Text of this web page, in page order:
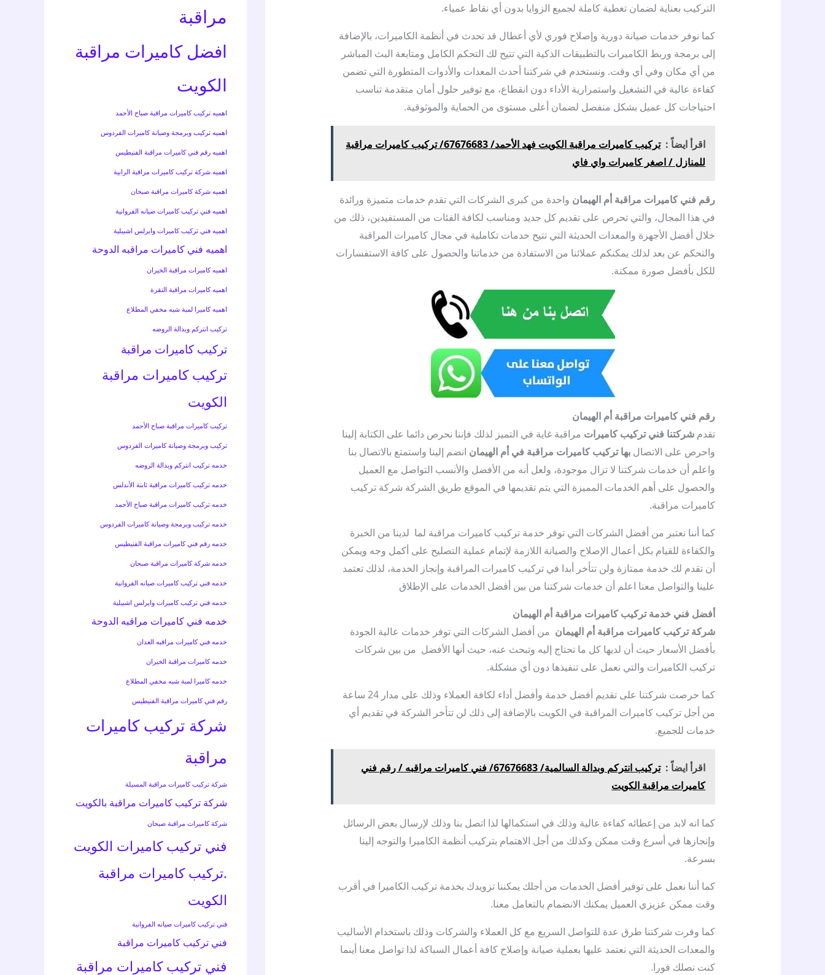
التركيب بعناية لضمان تغطية كاملة لجميع الزوايا بدون أي نقاط عمياء.
كما نوفر خدمات صيانة دورية وإصلاح فوري لأي أعطال قد تحدث في أنظمة الكاميرات، بالإضافة
إلى برمجة وربط الكاميرات بالتطبيقات الذكية التي تتيح لك التحكم الكامل ومتابعة البث المباشر
من أي مكان وفي أي وقت. ونستخدم في شركتنا أحدث المعدات والأدوات المتطورة التي تضمن
كفاءة عالية في التشغيل واستمرارية الأداء دون انقطاع، مع توفير حلول أمان متقدمة تناسب
احتياجات كل عميل بشكل منفصل لضمان أعلى مستوى من الحماية والموثوقية.
اقرأ ايضاً :
تركيب كاميرات مراقبة الكويت فهد الأحمد/ 67676683/ تركيب كاميرات مراقبة
للمنازل / اصغر كاميرات واي فاي
رقم فني كاميرات مراقبة أم الهيمان واحدة من كبرى الشركات التي تقدم خدمات متميزة ورائدة
في هذا المجال، والتي تحرص على تقديم كل جديد ومناسب لكافة الفئات من المستفيدين، ذلك من
خلال أفضل الأجهزة والمعدات الحديثة التي تتيح خدمات تكاملية في مجال كاميرات المراقبة
والتحكم عن بعد لذلك يمكنكم عملائنا من الاستفادة من خدماتنا والحصول على كافة الاستفسارات
للكل بأفضل صورة ممكنة.
رقم فني كاميرات مراقبة أم الهيمان
تقدم شركتنا فني تركيب كاميرات مراقبة غاية في التميز لذلك فإننا نحرص دائما على الكتابة إلينا
واحرص على الاتصال بها تركيب كاميرات مراقبة في أم الهيمان انضم إلينا واستمتع بالاتصال بنا
واعلم أن خدمات شركتنا لا تزال موجودة، ولعل أنه من الأفضل والأنسب التواصل مع العميل
والحصول على أهم الخدمات المميزة التي يتم تقديمها في الموقع طريق الشركة شركة تركيب
كاميرات مراقبة.
كما أننا نعتبر من أفضل الشركات التي توفر خدمة تركيب كاميرات مراقبة لما لدينا من الخبرة
والكفاءة للقيام بكل أعمال الإصلاح والصيانة اللازمة لإتمام عملية التصليح على أكمل وجه ويمكن
أن تقدم لك خدمة ممتازة ولن تتأخر أبدا في تركيب كاميرات المراقبة وإنجاز الخدمة، لذلك تعتمد
علينا والتواصل معنا اعلم أن خدمات شركتنا من بين أفضل الخدمات على الإطلاق
أفضل فني خدمة تركيب كاميرات مراقبة أم الهيمان
شركة تركيب كاميرات مراقبة أم الهيمان من أفضل الشركات التي توفر خدمات عالية الجودة
بأفضل الأسعار حيث أن لديها كل ما تحتاج إليه وتبحث عنه، حيث أنها الأفضل من بين شركات
تركيب الكاميرات والتي نعمل على تنفيذها دون أي مشكلة.
كما حرصت شركتنا على تقديم أفضل خدمة وأفضل أداء لكافة العملاء وذلك على مدار 24 ساعة
من أجل تركيب كاميرات المراقبة في الكويت بالإضافة إلى ذلك لن تتأخر الشركة في تقديم أي
خدمات للجميع.
اقرأ ايضاً :
تركيب انتركم وبدالة السالمية/ 67676683/ فني كاميرات مراقبه / رقم فني
كاميرات مراقبة الكويت
كما انه لابد من إعطائه كفاءة عالية وذلك في استكمالها لذا اتصل بنا وذلك لإرسال بعض الرسائل
وإنجازها في أسرع وقت ممكن وكذلك من أجل الاهتمام بتركيب أنظمة الكاميرا والتوجه إلينا
بسرعة.
كما أننا نعمل على توفير أفضل الخدمات من أجلك يمكننا تزويدك بخدمة تركيب الكاميرا في أقرب
وقت ممكن عزيزي العميل يمكنك الانضمام بالتعامل معنا.
كما وفرت شركتنا طرق عدة للتواصل السريع مع كل العملاء والشركات وذلك باستخدام الأساليب
والمعدات الحديثة التي نعتمد عليها بعملية صيانة وإصلاح كافة أعمال السباكة لذا تواصل معنا أينما
كنت نصلك فورا.
مراقبة
افضل كاميرات مراقبة
الكويت
اهميه تركيب كاميرات مراقبة صباح الأحمد
اهميه تركيب وبرمجة وصيانة كاميرات الفردوس
اهميه رقم فني كاميرات مراقبة الفنيطيس
اهميه شركة تركيب كاميرات مراقبة الرابية
اهميه شركة كاميرات مراقبة صبحان
اهميه فني تركيب كاميرات صيانه الفروانية
اهميه فني تركيب كاميرات وايرلس اشبيلية
اهميه فني كاميرات مراقبه الدوحة
اهميه كاميرات مراقبة الخيران
اهميه كاميرات مراقبة النقرة
اهميه كاميرا لمبة شبه مخفي المطلاع
تركيب انتركم وبدالة الروضه
تركيب كاميرات مراقبة
تركيب كاميرات مراقبة
الكويت
تركيب كاميرات مراقبة صباح الأحمد
تركيب وبرمجة وصيانة كاميرات الفردوس
خدمه تركيب انتركم وبدالة الروضه
خدمه تركيب كاميرات مراقبة ثابتة الأندلس
خدمه تركيب كاميرات مراقبة صباح الأحمد
خدمه تركيب وبرمجة وصيانة كاميرات الفردوس
خدمه رقم فني كاميرات مراقبة الفنيطيس
خدمه شركة كاميرات مراقبة صبحان
خدمه فني تركيب كاميرات صيانه الفروانية
خدمه فني تركيب كاميرات وايرلس اشبيلية
خدمه فني كاميرات مراقبه الدوحة
خدمه فني كاميرات مراقبه العدان
خدمه كاميرات مراقبة الخيران
خدمه كاميرا لمبة شبه مخفي المطلاع
رقم فني كاميرات مراقبة الفنيطيس
شركة تركيب كاميرات
مراقبة
شركة تركيب كاميرات مراقبة المسيلة
شركة تركيب كاميرات مراقبة بالكويت
شركة كاميرات مراقبة صبحان
فني تركيب كاميرات الكويت
.تركيب كاميرات مراقبة
الكويت
فني تركيب كاميرات صيانه الفروانية
فني تركيب كاميرات مراقبة
فني تركيب كاميرات مراقبة